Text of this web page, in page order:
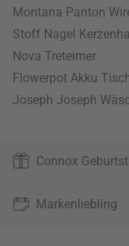
Montana Panton
Stoff Nagel
Nova Treteimer
Flowerpot Akku
Joseph Joseph
Connox
Markenliebling